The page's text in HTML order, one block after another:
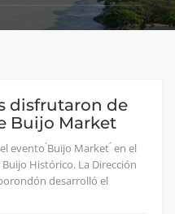
disfrutaron de
Buijo Market
evento ́Buijo Market ́ en el
Histórico. La Dirección
desarrolló el